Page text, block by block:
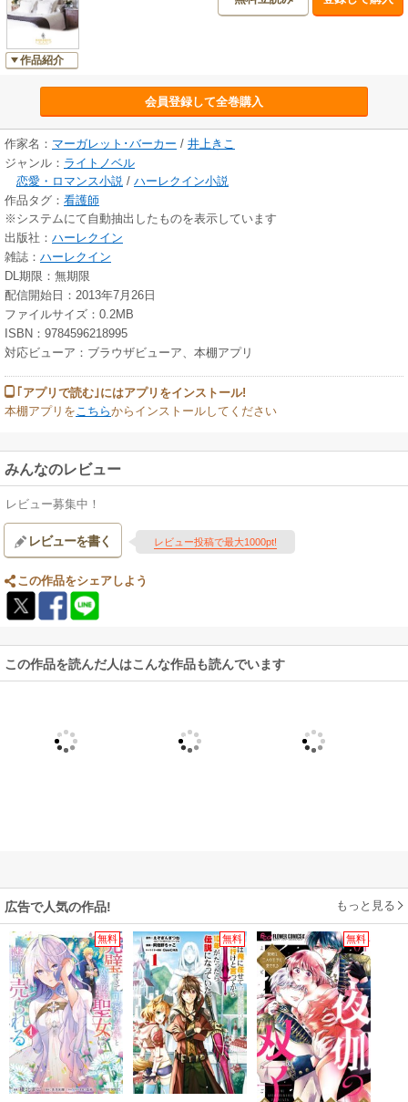
作品紹介
会員登録して全巻購入
作家名： マーガレット･バーカー / 井上きこ
ジャンル： ライトノベル
恋愛・ロマンス小説 / ハーレクイン小説
作品タグ： 看護師
※システムにて自動抽出したものを表示しています
出版社： ハーレクイン
雑誌： ハーレクイン
DL期限：無期限
配信開始日：2013年7月26日
ファイルサイズ：0.2MB
ISBN：9784596218995
対応ビューア：ブラウザビューア、本棚アプリ
｢アプリで読む｣にはアプリをインストール!
本棚アプリを こちらからインストールしてください
みんなのレビュー
レビュー募集中！
レビューを書く レビュー投稿で最大1000pt!
この作品をシェアしよう
この作品を読んだ人はこんな作品も読んでいます
広告で人気の作品! もっと見る
無料 無料 無料